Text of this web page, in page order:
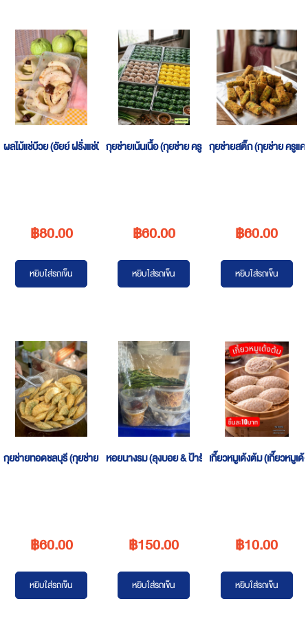
ผลไม้แช่บ๊วย (อัยย์ ฝรั่งแช่บ๊วยอ่างศิลา 8000 ปี)
฿80.00
หยิบใส่รถเข็น
กุยช่ายเน้นเนื้อ (กุยช่าย ครูแคท)
฿60.00
หยิบใส่รถเข็น
กุยช่ายสติ๊ก (กุยช่าย ครูแค
฿60.00
หยิบใส่รถเข็น
กุยช่ายทอดชลบุรี (กุยช่าย ครูแคท)
฿60.00
หยิบใส่รถเข็น
หอยนางรม (ลุงบอย & ป้ารัตน์ ยำหอยนางรม)
฿150.00
หยิบใส่รถเข็น
เกี๊ยวหมูเด้งต้ม (เกี๊ยวหมูเด้
฿10.00
หยิบใส่รถเข็น